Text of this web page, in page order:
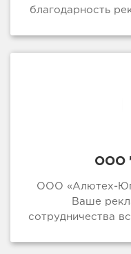
благодарность
ООО
ООО «Алютех-
Ваше
сотрудничества